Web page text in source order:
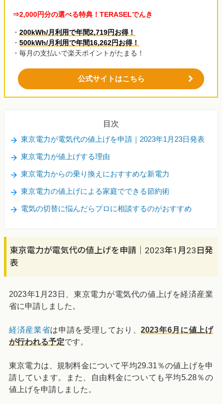
⇒2,000円分の選べる特典！TERASELでんき
・ 200kWh/月利用で年間2,719円お得！
・ 500kWh/月利用で年間16,262円お得！
・毎月の支払いで楽天ポイントがたまる！
公式サイトはこちら
目次
東京電力が電気代の値上げを申請｜2023年1月23日発表
東京電力が値上げする理由
東京電力からの乗り換えにおすすめな新電力
東京電力の値上げによる家庭でできる節約術
電気の切替に悩んだらプロに相談するのがおすすめ
東京電力が電気代の値上げを申請｜2023年1月23日発
表
2023年1月23日、東京電力が電気代の値上げを経済産業
省に申請しました。
経済産業省は申請を受理しており、2023年6月に値上げ
が行われる予定です。
東京電力は、規制料金について平均29.31％の値上げを申
請しています。また、自由料金についても平均5.28％の
値上げを申請しました。